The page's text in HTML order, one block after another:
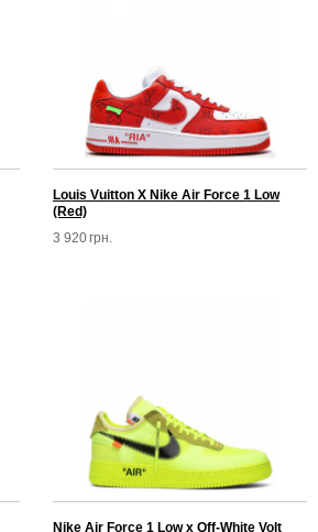
Louis Vuitton X Nike Air Force 1 Low
(Red)
3 920грн.
Nike Air Force 1 Low x Off-White Volt